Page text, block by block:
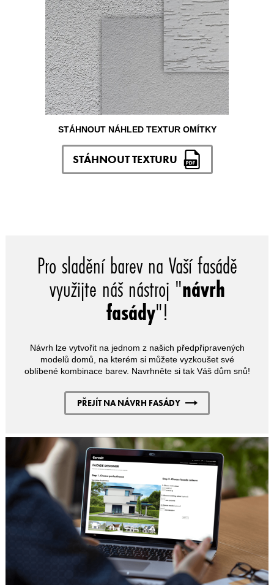
STÁHNOUT NÁHLED TEXTUR OMÍTKY
STÁHNOUT TEXTURU
Pro sladění barev na Vaší fasádě
využijte náš nástroj "návrh
fasády"!
Návrh lze vytvořit na jednom z našich předpřipravených
modelů domů, na kterém si můžete vyzkoušet své
oblíbené kombinace barev. Navrhněte si tak Váš dům snů!
PŘEJÍT NA NÁVRH FASÁDY